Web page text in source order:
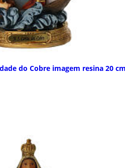
do Cobre imagem resina 20